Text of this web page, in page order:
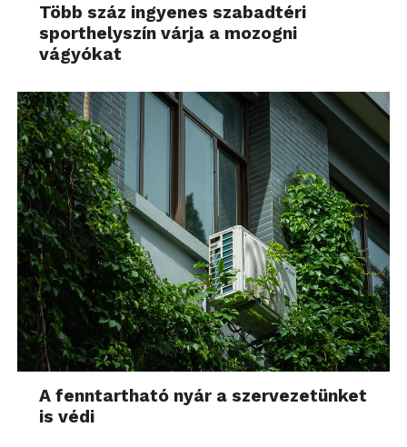
Több száz ingyenes szabadtéri
sporthelyszín várja a mozogni
vágyókat
A fenntartható nyár a szervezetünket
is védi